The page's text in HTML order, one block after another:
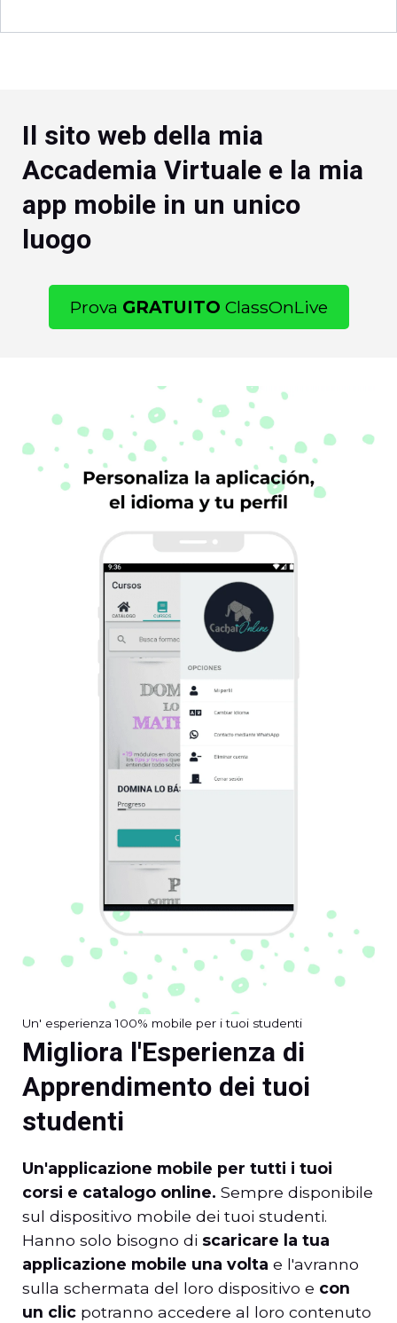
Il sito web della mia
Accademia Virtuale e la mia
app mobile in un unico
luogo
Prova GRATUITO ClassOnLive
Un' esperienza 100% mobile per i tuoi studenti
Migliora l'Esperienza di
Apprendimento dei tuoi
studenti
Un'applicazione mobile per tutti i tuoi
corsi e catalogo online. Sempre disponibile
sul dispositivo mobile dei tuoi studenti.
Hanno solo bisogno di scaricare la tua
applicazione mobile una volta e l'avranno
sulla schermata del loro dispositivo e con
un clic potranno accedere al loro contenuto